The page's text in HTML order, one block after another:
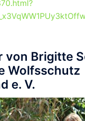
von Brigitte
Wolfsschutz
e. V.